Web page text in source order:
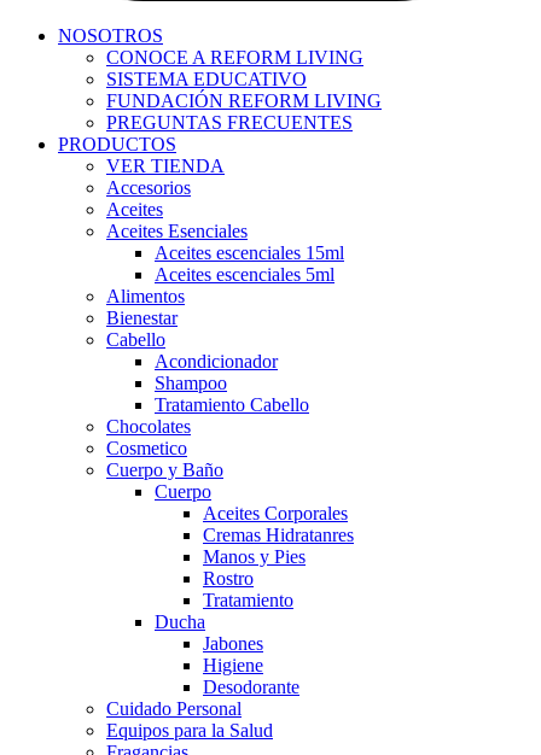
NOSOTROS
CONOCE A REFORM LIVING
SISTEMA EDUCATIVO
FUNDACIÓN REFORM LIVING
PREGUNTAS FRECUENTES
PRODUCTOS
VER TIENDA
Accesorios
Aceites
Aceites Esenciales
Aceites escenciales 15ml
Aceites escenciales 5ml
Alimentos
Bienestar
Cabello
Acondicionador
Shampoo
Tratamiento Cabello
Chocolates
Cosmetico
Cuerpo y Baño
Cuerpo
Aceites Corporales
Cremas Hidratanres
Manos y Pies
Rostro
Tratamiento
Ducha
Jabones
Higiene
Desodorante
Cuidado Personal
Equipos para la Salud